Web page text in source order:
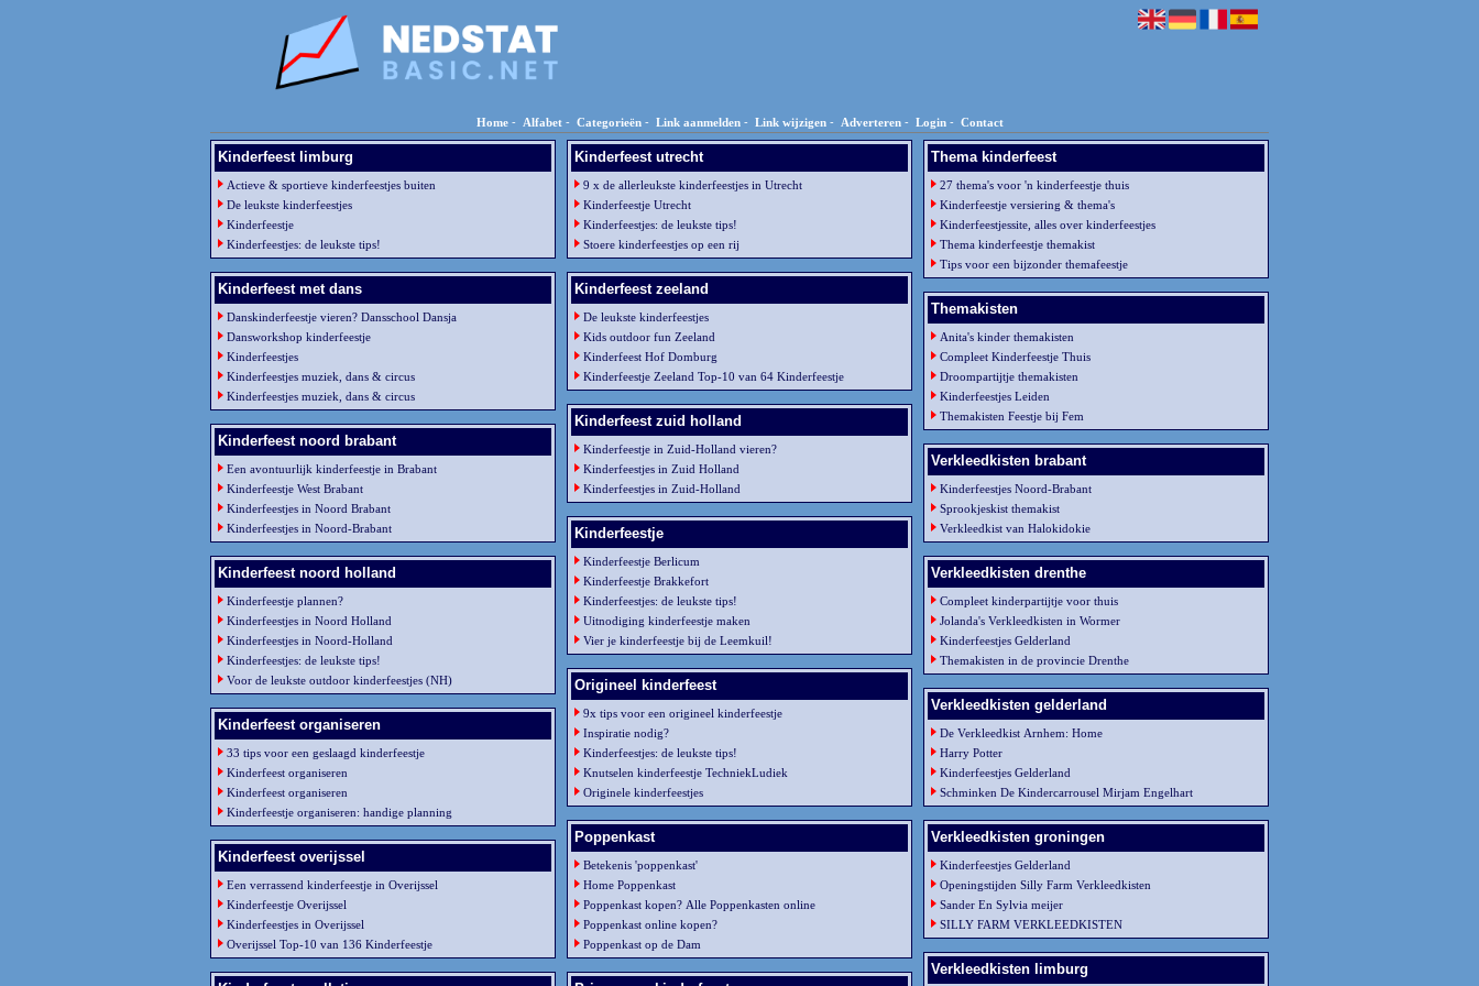
Home - Alfabet - Categorieën - Link aanmelden - Link wijzigen - Adverteren - Login - Contact
Kinderfeest limburg
Actieve & sportieve kinderfeestjes buiten
De leukste kinderfeestjes
Kinderfeestje
Kinderfeestjes: de leukste tips!
Kinderfeest met dans
Danskinderfeestje vieren? Dansschool Dansja
Dansworkshop kinderfeestje
Kinderfeestjes
Kinderfeestjes muziek, dans & circus
Kinderfeestjes muziek, dans & circus
Kinderfeest noord brabant
Een avontuurlijk kinderfeestje in Brabant
Kinderfeestje West Brabant
Kinderfeestjes in Noord Brabant
Kinderfeestjes in Noord-Brabant
Kinderfeest noord holland
Kinderfeestje plannen?
Kinderfeestjes in Noord Holland
Kinderfeestjes in Noord-Holland
Kinderfeestjes: de leukste tips!
Voor de leukste outdoor kinderfeestjes (NH)
Kinderfeest organiseren
33 tips voor een geslaagd kinderfeestje
Kinderfeest organiseren
Kinderfeest organiseren
Kinderfeestje organiseren: handige planning
Kinderfeest overijssel
Een verrassend kinderfeestje in Overijssel
Kinderfeestje Overijssel
Kinderfeestjes in Overijssel
Overijssel Top-10 van 136 Kinderfeestje
Kinderfeest utrecht
9 x de allerleukste kinderfeestjes in Utrecht
Kinderfeestje Utrecht
Kinderfeestjes: de leukste tips!
Stoere kinderfeestjes op een rij
Kinderfeest zeeland
De leukste kinderfeestjes
Kids outdoor fun Zeeland
Kinderfeest Hof Domburg
Kinderfeestje Zeeland Top-10 van 64 Kinderfeestje
Kinderfeest zuid holland
Kinderfeestje in Zuid-Holland vieren?
Kinderfeestjes in Zuid Holland
Kinderfeestjes in Zuid-Holland
Kinderfeestje
Kinderfeestje Berlicum
Kinderfeestje Brakkefort
Kinderfeestjes: de leukste tips!
Uitnodiging kinderfeestje maken
Vier je kinderfeestje bij de Leemkuil!
Origineel kinderfeest
9x tips voor een origineel kinderfeestje
Inspiratie nodig?
Kinderfeestjes: de leukste tips!
Knutselen kinderfeestje TechniekLudiek
Originele kinderfeestjes
Poppenkast
Betekenis 'poppenkast'
Home Poppenkast
Poppenkast kopen? Alle Poppenkasten online
Poppenkast online kopen?
Poppenkast op de Dam
Thema kinderfeest
27 thema's voor 'n kinderfeestje thuis
Kinderfeestje versiering & thema's
Kinderfeestjessite, alles over kinderfeestjes
Thema kinderfeestje themakist
Tips voor een bijzonder themafeestje
Themakisten
Anita's kinder themakisten
Compleet Kinderfeestje Thuis
Droompartijtje themakisten
Kinderfeestjes Leiden
Themakisten Feestje bij Fem
Verkleedkisten brabant
Kinderfeestjes Noord-Brabant
Sprookjeskist themakist
Verkleedkist van Halokidokie
Verkleedkisten drenthe
Compleet kinderpartijtje voor thuis
Jolanda's Verkleedkisten in Wormer
Kinderfeestjes Gelderland
Themakisten in de provincie Drenthe
Verkleedkisten gelderland
De Verkleedkist Arnhem: Home
Harry Potter
Kinderfeestjes Gelderland
Schminken De Kindercarrousel Mirjam Engelhart
Verkleedkisten groningen
Kinderfeestjes Gelderland
Openingstijden Silly Farm Verkleedkisten
Sander En Sylvia meijer
SILLY FARM VERKLEEDKISTEN
Verkleedkisten limburg